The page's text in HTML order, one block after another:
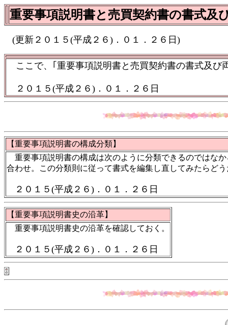
重要事項説明書と売買契約書の書式及
(更新２０１５(平成２６)．０１．２６日)
ここで、｢重要事項説明書と売買契約書の書式及び
２０１５(平成２６)．０１．２６日
【重要事項説明書の構成分類】
重要事項説明書の構成は次のように分類できるのではな
合わせ。この分類則に従って書式を編集し直してみたらど
２０１５(平成２６)．０１．２６日
【重要事項説明書史の沿革】
重要事項説明書史の沿革を確認しておく。
２０１５(平成２６)．０１．２６日